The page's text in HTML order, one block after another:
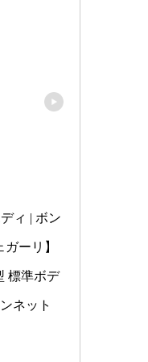
ィ | ボン
ーリ】
標準ボデ
ネット